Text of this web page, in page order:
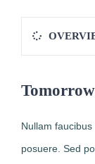
Nullam
posuere. Sed